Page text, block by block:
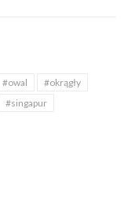
#owal
#okrągły
#singapur